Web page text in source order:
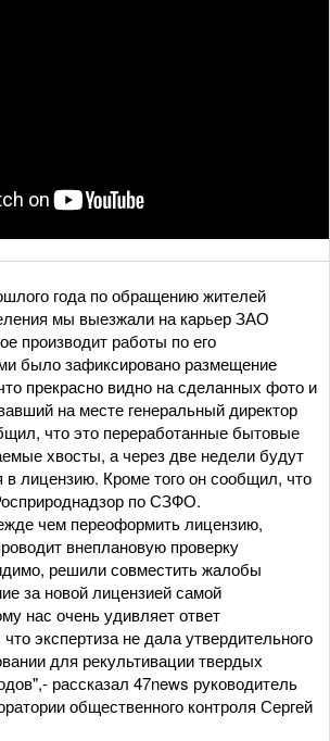
года по обращению жителей
мы выезжали на карьер ЗАО
производит работы по его
было зафиксировано размещение
прекрасно видно на сделанных фото и
на месте генеральный директор
что это переработанные бытовые
хвосты, а через две недели будут
в лицензию. Кроме того он сообщил, что
по СЗФО.
чем переоформить лицензию,
внеплановую проверку
решили совместить жалобы
за новой лицензией самой
нас очень удивляет ответ
экспертиза не дала утвердительного
для рекультивации твердых
рассказал 47news руководитель
общественного контроля Сергей